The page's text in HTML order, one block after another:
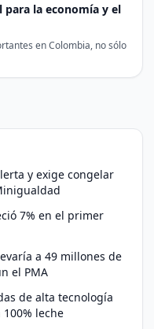
la economía y el
en Colombia, no sólo
y exige congelar
7% en el primer
a 49 millones de
el PMA
de alta tecnología
leche